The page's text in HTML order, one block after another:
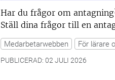
Har du frågor om
Ställ dina frågor till en
Medarbetarwebben För lärare
PUBLICERAD: 02 JULI 2026